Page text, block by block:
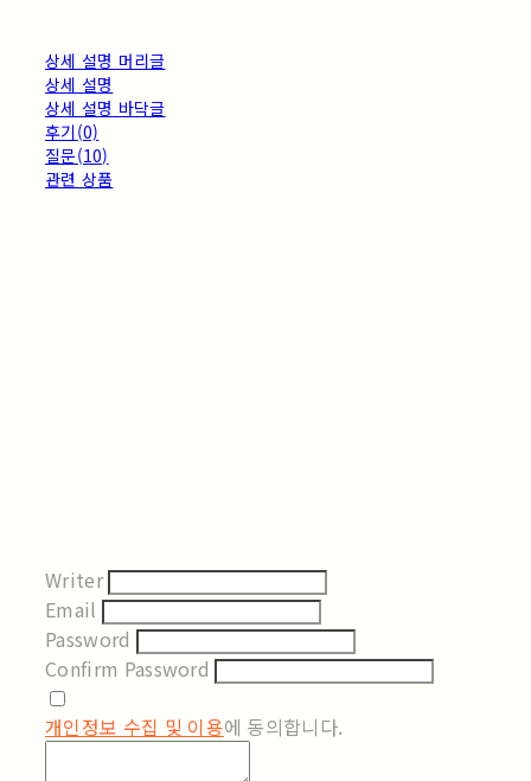
상세 설명 머리글
상세 설명
상세 설명 바닥글
후기(0)
질문(10)
관련 상품
Writer
Email
Password
Confirm Password
개인정보 수집 및 이용에 동의합니다.